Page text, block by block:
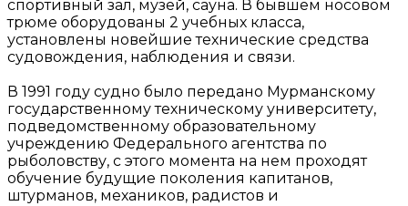
спортивный зал, музей, сауна. В бывшем носовом
трюме оборудованы 2 учебных класса,
установлены новейшие технические средства
судовождения, наблюдения и связи.
В 1991 году судно было передано Мурманскому
государственному техническому университету,
подведомственному образовательному
учреждению Федерального агентства по
рыболовству, с этого момента на нем проходят
обучение будущие поколения капитанов,
штурманов, механиков, радистов и